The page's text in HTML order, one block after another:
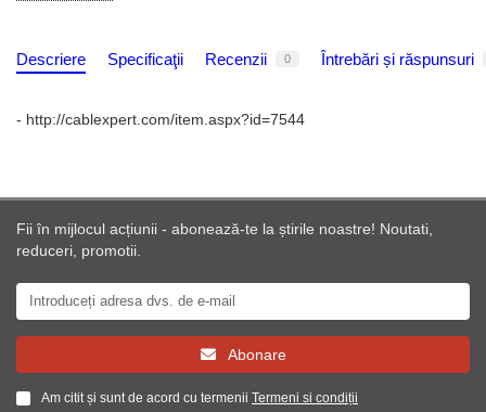
Descriere Specificaţii Recenzii 0 Întrebări și răspunsuri
- http://cablexpert.com/item.aspx?id=7544
Fii în mijlocul acțiunii - abonează-te la știrile noastre! Noutati,
reduceri, promotii.
Abonare
Am citit și sunt de acord cu termenii Termeni si condiții